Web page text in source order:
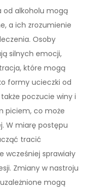
od alkoholu mogą
a ich zrozumienie
Osoby
silnych emocji,
które mogą
formy ucieczki od
poczucie winy i
piciem, co może
W miarę postępu
tracić
wcześniej sprawiały
Zmiany w nastroju
mogą